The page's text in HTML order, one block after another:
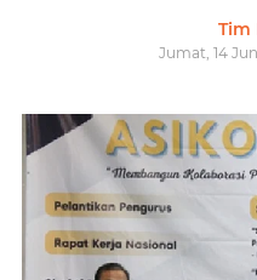
Tim
Jumat, 14